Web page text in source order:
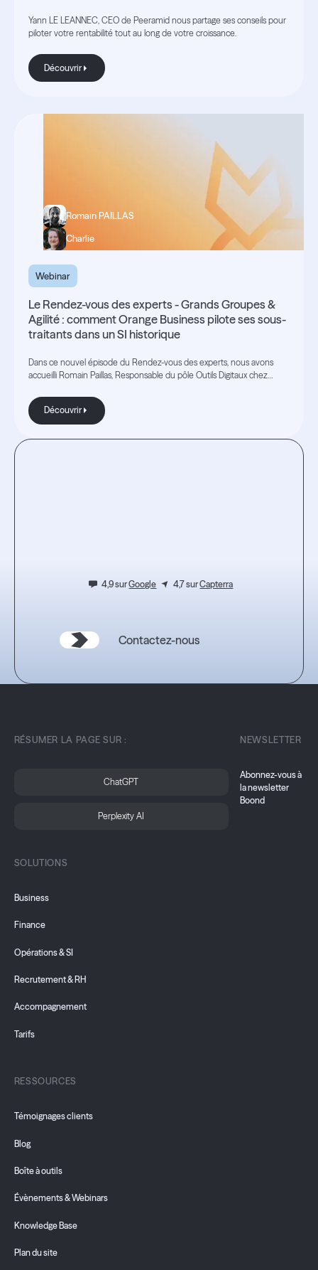
Yann LE LEANNEC, CEO de Peeramid nous partage ses conseils pour
piloter votre rentabilité tout au long de votre croissance.
Découvrir
Découvrir
Romain PAILLAS
Charlie
Webinar
Le Rendez-vous des experts - Grands Groupes &
Agilité : comment Orange Business pilote ses sous-
traitants dans un SI historique
Dans ce nouvel épisode du Rendez-vous des experts, nous avons
accueilli Romain Paillas, Responsable du pôle Outils Digitaux chez
Découvrir
Découvrir
4,9 surGoogle 4,7 surCapterra
Contactez-nous
RÉSUMER LA PAGE SUR :
ChatGPT
Perplexity AI
SOLUTIONS
Business
Finance
Opérations & SI
Recrutement & RH
Accompagnement
Tarifs
RESSOURCES
Témoignages clients
Blog
Boîte à outils
Évènements & Webinars
Knowledge Base
Plan du site
NEWSLETTER
Abonnez-vous à
la newsletter
Boond